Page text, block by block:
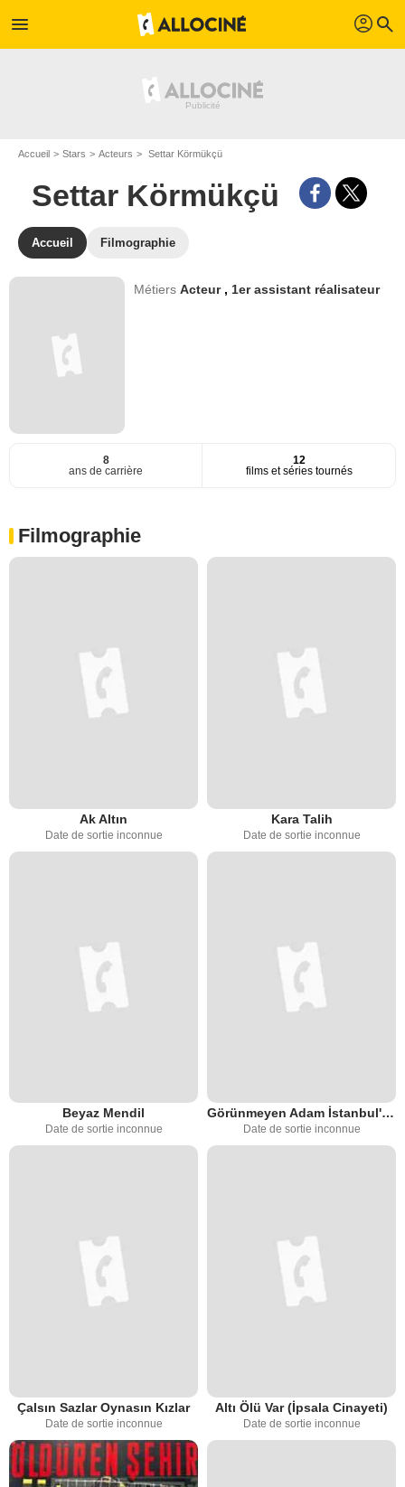
menu profil search
Accueil Stars Acteurs Settar Körmükçü
Settar Körmükçü
Accueil Filmographie
MétiersActeur , 1er assistant réalisateur
8
ans de carrière
12
films et séries tournés
Filmographie
Ak Altın
Date de sortie inconnue
Kara Talih
Date de sortie inconnue
Beyaz Mendil
Date de sortie inconnue
Görünmeyen Adam İstanbul'da
Date de sortie inconnue
Çalsın Sazlar Oynasın Kızlar
Date de sortie inconnue
Altı Ölü Var (İpsala Cinayeti)
Date de sortie inconnue